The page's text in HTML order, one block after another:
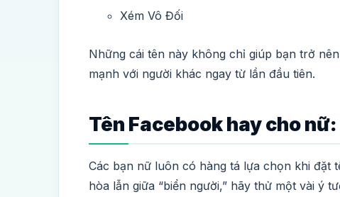
Xém Vô Đối
Những cái tên này không chỉ giúp bạn trở
mạnh với người khác ngay từ lần đầu tiên.
Tên Facebook hay cho
Các bạn nữ luôn có hàng tá lựa chọn khi đặt
hòa lẫn giữa “biển người,” hãy thử một vài ý